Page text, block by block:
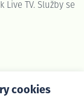
cookies
Live TV. Služby se